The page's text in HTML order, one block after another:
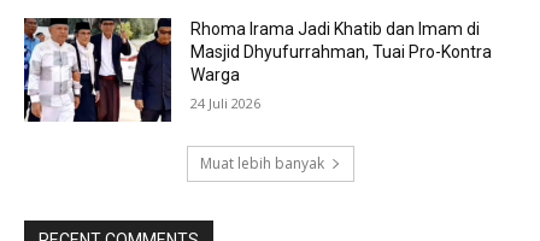
Rhoma Irama Jadi Khatib dan Imam di
Masjid Dhyufurrahman, Tuai Pro-Kontra
Warga
24 Juli 2026
Muat lebih banyak